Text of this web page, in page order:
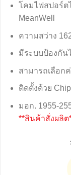
โคมไฟสปอร์ต
MeanWell
ความสว่าง
มีระบบป้องกัน
สามารถเลือก
ติดตั้งด้วย
มอก. 1955-
**สินค้าสั่งผลิต